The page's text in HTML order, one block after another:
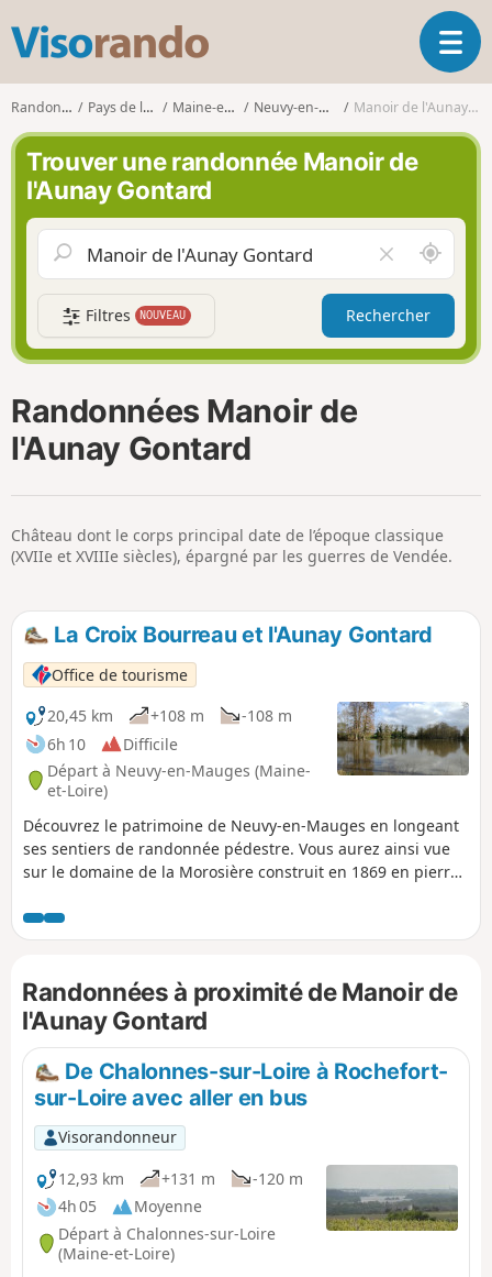
s
o
r
n
d
o
O
u
a
n
v
g
a
Randonnées Pays de la Loire Maine-et-Loire Neuvy-en-Mauges Manoir de l'Aunay Gontard
Trouver une randonnée Manoir de
l'Aunay Gontard
i
d
e
r
l
A
u
t
u
r
Filtres NOUVEAU Rechercher
Randonnées Manoir de
l'Aunay Gontard
Château dont le corps principal date de l’époque classique
(XVIIe et XVIIIe siècles), épargné par les guerres de Vendée.
La Croix Bourreau et l'Aunay Gontard
Office de tourisme
20,45 km
+108 m
-108 m
6h 10
Difficile
Départ à Neuvy-en-Mauges (Maine-
et-Loire)
Découvrez le patrimoine de Neuvy-en-Mauges en longeant
ses sentiers de randonnée pédestre. Vous aurez ainsi vue
sur le domaine de la Morosière construit en 1869 en pierre
datant de l'époque classique (XVIIe et XVIIIe siècles) et non
détruit pendant les Guerres de Vendée.
Randonnées à proximité de Manoir de
l'Aunay Gontard
De Chalonnes-sur-Loire à Rochefort-
sur-Loire avec aller en bus
Visorandonneur
12,93 km
+131 m
-120 m
4h 05
Moyenne
Départ à Chalonnes-sur-Loire
(Maine-et-Loire)